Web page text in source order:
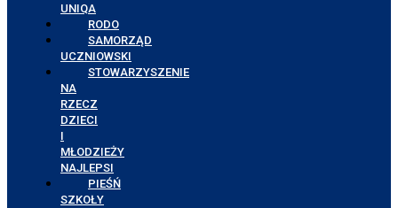
UNIQA
RODO
SAMORZĄD
UCZNIOWSKI
STOWARZYSZENIE
NA
RZECZ
DZIECI
I
MŁODZIEŻY
NAJLEPSI
PIEŚŃ
SZKOŁY